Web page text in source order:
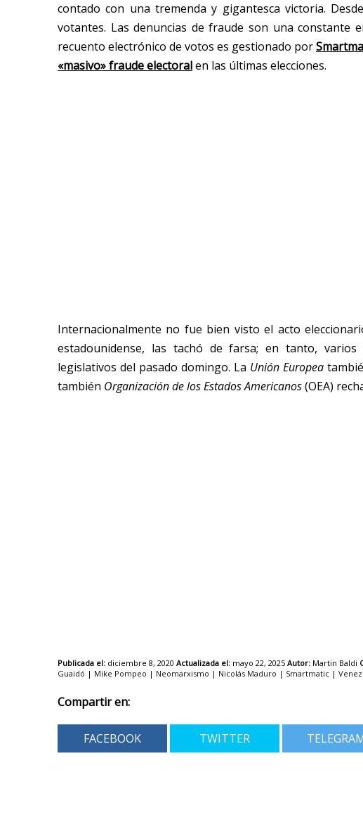
contado con una tremenda y gigantesca victoria.
votantes. Las denuncias de fraude son una constante
recuento electrónico de votos es gestionado por
«masivo» fraude electoralen las últimas elecciones.
Internacionalmente no fue bien visto el acto
estadounidense, las tachó de farsa; en tanto,
legislativos del pasado domingo. La Unión Europea
también Organización de los Estados Americanos(OEA)
Publicada el: diciembre 8, 2020 Actualizada el: mayo 22, 2025 Autor: Martin Baldi
Guaidó | Mike Pompeo | Neomarxismo | Nicolás Maduro | Smartmatic |
Compartir en:
FACEBOOK TWITTER